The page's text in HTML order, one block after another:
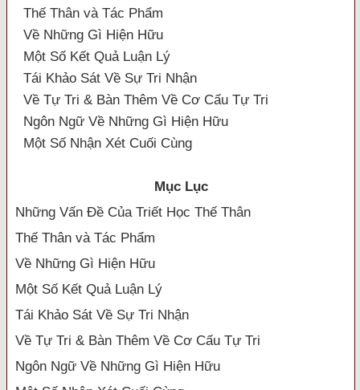
Thế Thân và Tác Phẩm
Về Những Gì Hiện Hữu
Một Số Kết Quả Luận Lý
Tái Khảo Sát Về Sự Tri Nhận
Về Tự Tri & Bàn Thêm Về Cơ Cấu Tự Tri
Ngôn Ngữ Về Những Gì Hiện Hữu
Một Số Nhận Xét Cuối Cùng
Mục Lục
Những Vấn Đề Của Triết Học Thế Thân
Thế Thân và Tác Phẩm
Về Những Gì Hiện Hữu
Một Số Kết Quả Luận Lý
Tái Khảo Sát Về Sự Tri Nhận
Về Tự Tri & Bàn Thêm Về Cơ Cấu Tự Tri
Ngôn Ngữ Về Những Gì Hiện Hữu